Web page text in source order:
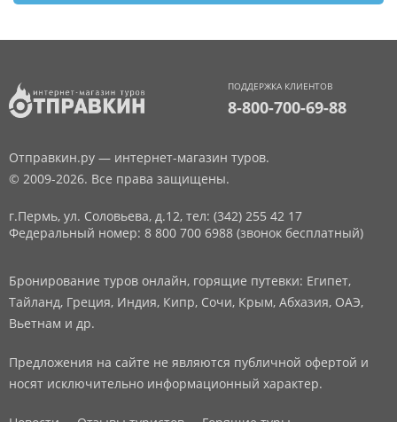
ПОДДЕРЖКА КЛИЕНТОВ
8-800-700-69-88
Отправкин.ру — интернет-магазин туров.
© 2009-2026. Все права защищены.
г.Пермь, ул. Соловьева, д.12, тел: (342) 255 42 17
Федеральный номер: 8 800 700 6988 (звонок бесплатный)
Бронирование туров онлайн, горящие путевки: Египет,
Тайланд, Греция, Индия, Кипр, Сочи, Крым, Абхазия, ОАЭ,
Вьетнам и др.
Предложения на сайте не являются публичной офертой и
носят исключительно информационный характер.